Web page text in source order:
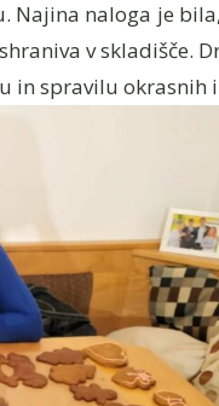
Najina naloga je
v skladišče.
in spravilu okrasnih